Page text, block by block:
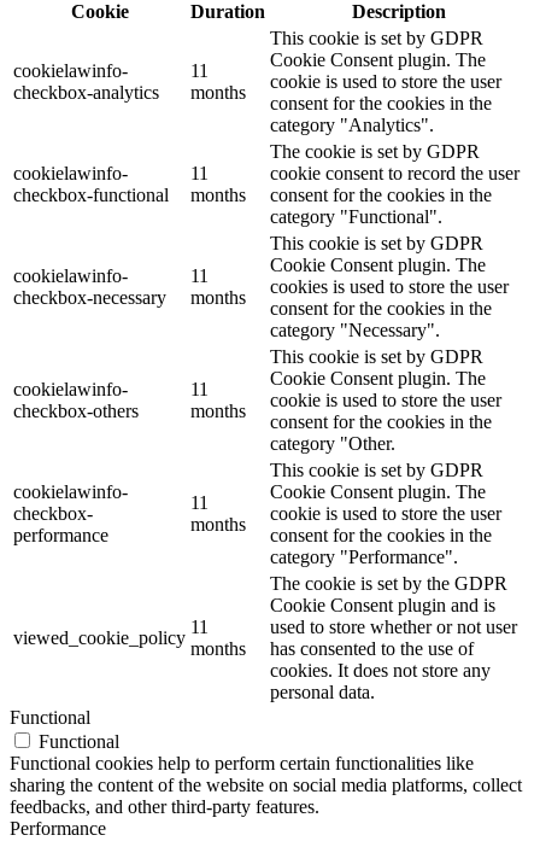
Cookie
Duration Description
cookielawinfo-
checkbox-analytics
11
months
This cookie is set by GDPR
Cookie Consent plugin. The
cookie is used to store the user
consent for the cookies in the
category "Analytics".
cookielawinfo-
checkbox-functional
11
months
The cookie is set by GDPR
cookie consent to record the user
consent for the cookies in the
category "Functional".
cookielawinfo-
checkbox-necessary
11
months
This cookie is set by GDPR
Cookie Consent plugin. The
cookies is used to store the user
consent for the cookies in the
category "Necessary".
cookielawinfo-
checkbox-others
11
months
This cookie is set by GDPR
Cookie Consent plugin. The
cookie is used to store the user
consent for the cookies in the
category "Other.
cookielawinfo-
checkbox-
performance
11
months
This cookie is set by GDPR
Cookie Consent plugin. The
cookie is used to store the user
consent for the cookies in the
category "Performance".
viewed_cookie_policy
11
months
The cookie is set by the GDPR
Cookie Consent plugin and is
used to store whether or not user
has consented to the use of
cookies. It does not store any
personal data.
Functional
Functional
Functional cookies help to perform certain functionalities like
sharing the content of the website on social media platforms, collect
feedbacks, and other third-party features.
Performance